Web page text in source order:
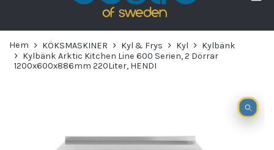
Hem KÖKSMASKINER Kyl & Frys Kyl
Kylbänk
Kylbänk Arktic Kitchen Line 600 Serien, 2 Dörrar
1200x600x886mm 220Liter, HENDI